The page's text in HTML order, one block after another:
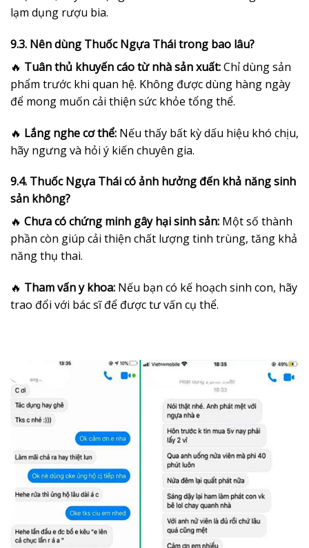
lạm dụng rượu bia.
9.3. Nên dùng Thuốc Ngựa Thái trong bao lâu?
🔥 Tuân thủ khuyến cáo từ nhà sản xuất:Chỉ dùng sản
phẩm trước khi quan hệ. Không được dùng hàng ngày
để mong muốn cải thiện sức khỏe tổng thể.
🔥 Lắng nghe cơ thể: Nếu thấy bất kỳ dấu hiệu khó chịu,
hãy ngưng và hỏi ý kiến chuyên gia.
9.4. Thuốc Ngựa Thái có ảnh hưởng đến khả năng sinh
sản không?
🔥 Chưa có chứng minh gây hại sinh sản: Một số thành
phần còn giúp cải thiện chất lượng tinh trùng, tăng khả
năng thụ thai.
🔥 Tham vấn y khoa: Nếu bạn có kế hoạch sinh con, hãy
trao đổi với bác sĩ để được tư vấn cụ thể.